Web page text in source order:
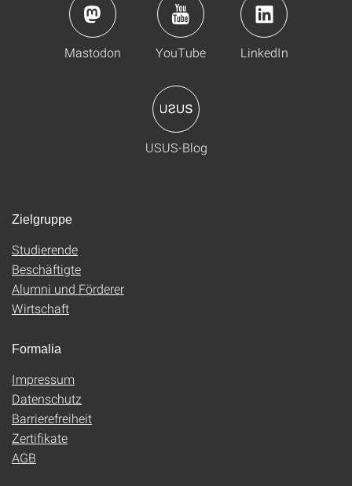
Mastodon YouTube LinkedIn
USUS-Blog
Zielgruppe
Studierende
Beschäftigte
Alumni und Förderer
Wirtschaft
Formalia
Impressum
Datenschutz
Barrierefreiheit
Zertifikate
AGB